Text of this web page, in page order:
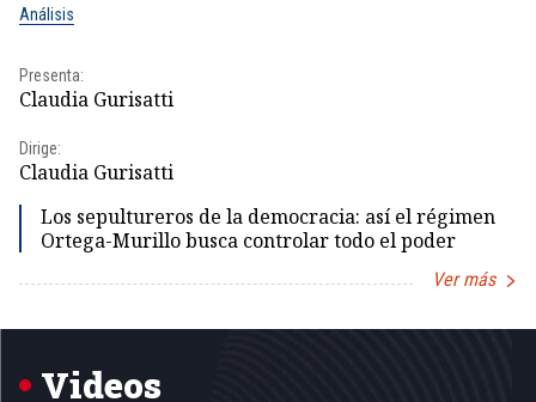
Análisis
Presenta:
Claudia Gurisatti
Dirige:
Claudia Gurisatti
Los sepultureros de la democracia: así el régimen
Ortega-Murillo busca controlar todo el poder
Ver más
1
Videos